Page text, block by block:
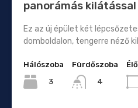
panorámás
Ez az új épület két
domboldalon, tengerre néző
Hálószoba
3
Fürdőszoba
4